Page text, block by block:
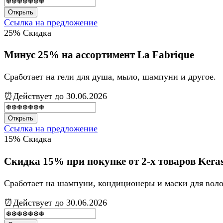
Открыть
Ссылка на предложение
25% Скидка
Минус 25% на ассортимент La Fabrique
Сработает на гели для душа, мыло, шампуни и другое.
⏰Действует до 30.06.2026
Открыть
Ссылка на предложение
15% Скидка
Скидка 15% при покупке от 2-х товаров
Сработает на шампуни, кондиционеры и маски для
⏰Действует до 30.06.2026